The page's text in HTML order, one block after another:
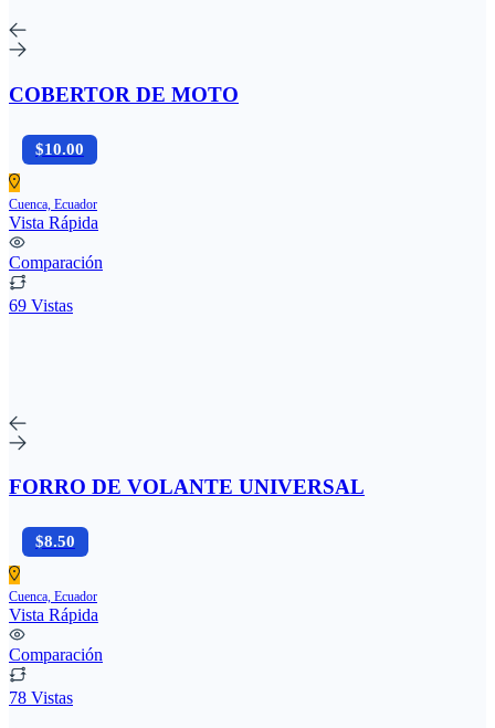
COBERTOR DE MOTO
$10.00
Cuenca, Ecuador
Vista Rápida
Comparación
69 Vistas
FORRO DE VOLANTE UNIVERSAL
$8.50
Cuenca, Ecuador
Vista Rápida
Comparación
78 Vistas